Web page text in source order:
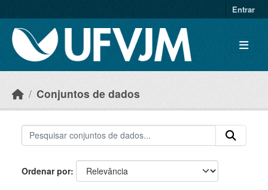
Entrar
Conjuntos de dados
Ordenar por